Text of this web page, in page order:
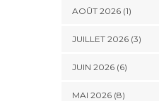
AOÛT 2026 (1)
JUILLET 2026 (3)
JUIN 2026 (6)
MAI 2026 (8)